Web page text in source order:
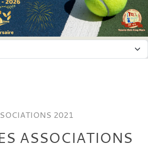
2021
ASSOCIATIONS
cookies